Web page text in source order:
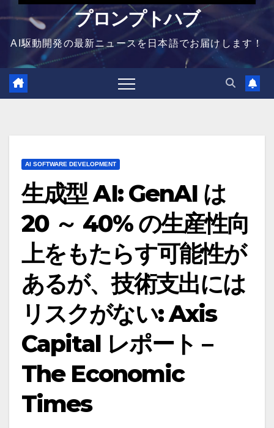
プロンプトハブ
AI駆動開発の最新ニュースを日本語でお届けします！
AI SOFTWARE DEVELOPMENT
生成型 AI: GenAI は
20 ～ 40% の生産性向
上をもたらす可能性が
あるが、技術支出には
リスクがない: Axis
Capital レポート –
The Economic
Times